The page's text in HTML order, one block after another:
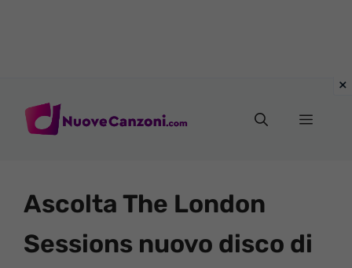
Menu
Ascolta The London
Sessions nuovo disco di